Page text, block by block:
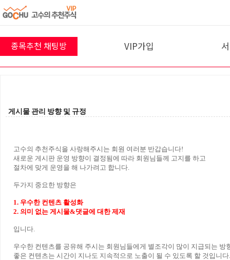
종목추천 채팅방 VIP가입
게시물 관리 방향 및 규정
고수의 추천주식을 사랑해주시는 회원 여러분 반갑습니다!
새로운 게시판 운영 방향이 결정됨에 따라 회원님들께 고지를 하고
절차에 맞게 운영을 해 나가려고 합니다.
두가지 중요한 방향은
1. 우수한 컨텐츠 활성화
2. 의미 없는 게시물&댓글에 대한 제재
입니다.
우수한 컨텐츠를 공유해 주시는 회원님들에게 별조각이 많이 지급되는 방
좋은 컨텐츠는 시간이 지나도 지속적으로 노출이 될 수 있도록 할 것입니다